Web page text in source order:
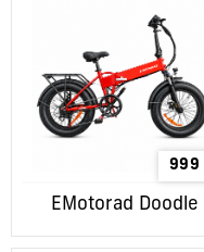
999
EMotorad Doodle